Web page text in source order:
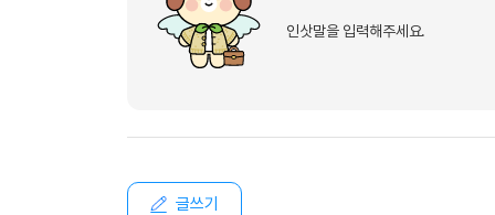
인삿말을 입력해주세요.
글쓰기